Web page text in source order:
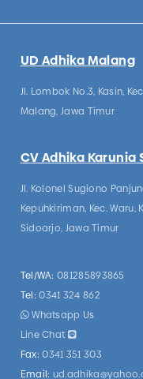
UD Adhika Malang
Jl. Lombok No.3, Kasin,
Malang, Jawa Timur
CV Adhika Karunia
Jl. Kolonel Sugiono
Kepuhkiriman, Kec. Waru,
Sidoarjo, Jawa Timur
Tel/WA: 081285893865
Tel: 0341 324 862
Whatsapp Us
Line Chat
Fax: 0341 351 303
Email: